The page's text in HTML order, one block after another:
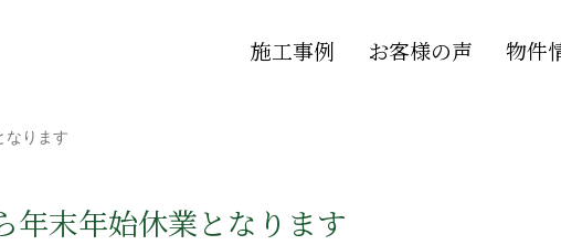
施工事例 お客様の声 物件
なります
年末年始休業となります